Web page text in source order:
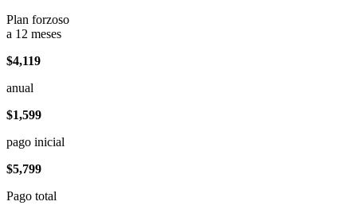
Plan forzoso
a 12 meses
$4,119
anual
$1,599
pago inicial
$5,799
Pago total